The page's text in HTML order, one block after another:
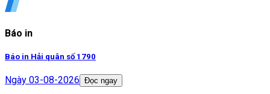
Báo in
Báo in Hải quân số 1790
Ngày 03-08-2026 Đọc ngay